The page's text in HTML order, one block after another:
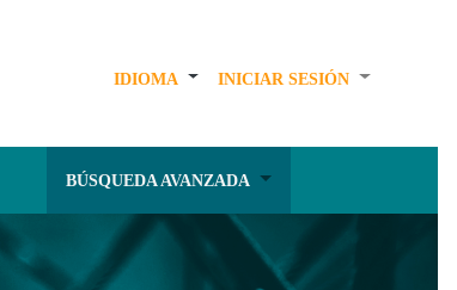
IDIOMA INICIAR SESIÓN
BÚSQUEDA AVANZADA